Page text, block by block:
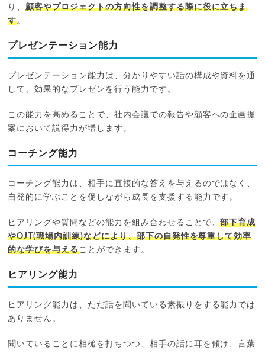
り、顧客やプロジェクトの方向性を調整する際に役に立ちま
す。
プレゼンテーション能力
プレゼンテーション能力は、分かりやすい話の構成や資料を通
して、効果的なプレゼンを行う能力です。
この能力を高めることで、社内会議での報告や顧客への企画提
案において説得力が増します。
コーチング能力
コーチング能力は、相手に直接的な答えを与えるのではなく、
自発的に学ぶことを促しながら成長を支援する能力です。
ヒアリングや質問などの能力を組み合わせることで、部下育成
やOJT(職場内訓練)などにより、部下の自発性を尊重して効率
的な学びを与えることができます。
ヒアリング能力
ヒアリング能力は、ただ話を聞いている素振りをする能力では
ありません。
聞いていることに相槌を打ちつつ、相手の話に耳を傾け、言葉